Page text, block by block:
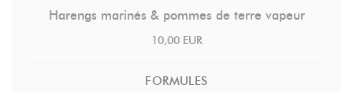
Harengs marinés & pommes de terre vapeur
10,00 EUR
FORMULES